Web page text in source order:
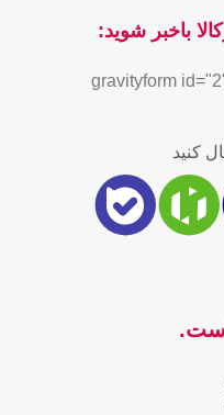
باخبر شوید:
[gravityform
کنید